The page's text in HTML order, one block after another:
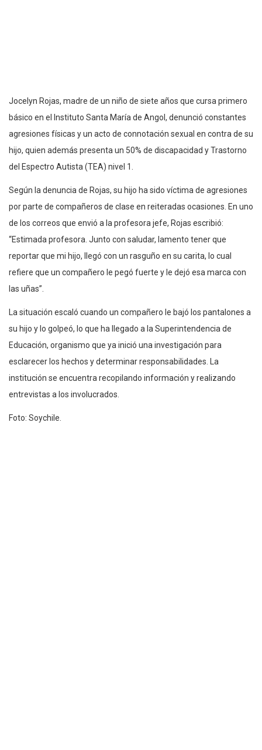
Jocelyn Rojas, madre de un niño de siete años que cursa primero
básico en el Instituto Santa María de Angol, denunció constantes
agresiones físicas y un acto de connotación sexual en contra de su
hijo, quien además presenta un 50% de discapacidad y Trastorno
del Espectro Autista (TEA) nivel 1.
Según la denuncia de Rojas, su hijo ha sido víctima de agresiones
por parte de compañeros de clase en reiteradas ocasiones. En uno
de los correos que envió a la profesora jefe, Rojas escribió:
“Estimada profesora. Junto con saludar, lamento tener que
reportar que mi hijo, llegó con un rasguño en su carita, lo cual
refiere que un compañero le pegó fuerte y le dejó esa marca con
las uñas”.
La situación escaló cuando un compañero le bajó los pantalones a
su hijo y lo golpeó, lo que ha llegado a la Superintendencia de
Educación, organismo que ya inició una investigación para
esclarecer los hechos y determinar responsabilidades. La
institución se encuentra recopilando información y realizando
entrevistas a los involucrados.
Foto: Soychile.